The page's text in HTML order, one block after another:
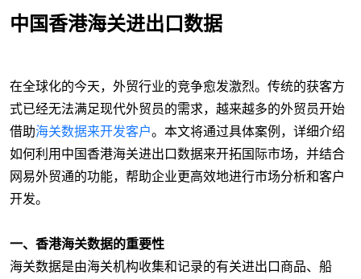
中国香港海关进出口数据
在全球化的今天，外贸行业的竞争愈发激烈。传统的获客方
式已经无法满足现代外贸员的需求，越来越多的外贸员开始
借助海关数据来开发客户。本文将通过具体案例，详细介绍
如何利用中国香港海关进出口数据来开拓国际市场，并结合
网易外贸通的功能，帮助企业更高效地进行市场分析和客户
开发。
一、香港海关数据的重要性
海关数据是由海关机构收集和记录的有关进出口商品、船